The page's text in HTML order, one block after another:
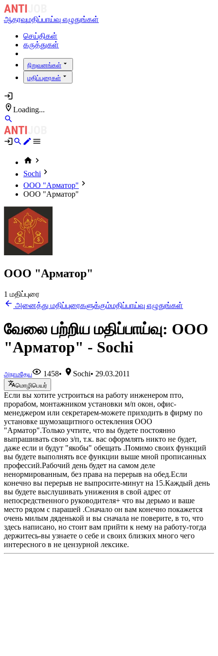
ஆதரவுமதிப்பாய்வு எழுதுங்கள்
செய்திகள்
கருத்துகள்
நிறுவனங்கள்
மதிப்புரைகள்
Loading...
Sochi
ООО "Арматор"
ООО "Арматор"
ООО "Арматор"
1 மதிப்புரை
அனைத்து மதிப்புரைகளுக்கும்மதிப்பாய்வு எழுதுங்கள்
வேலை பற்றிய மதிப்பாய்வு: ООО
"Арматор" - Sochi
அநாமதேய 1458• Sochi• 29.03.2011
மொழிபெயர்
Если вы хотите устроиться на работу инженером пто,
прорабом, монтажником установки м/п окон, офис-
менеджером или секретарем-можете приходить в фирму по
установке шумозащитного остекления ООО
"Арматор".Только учтите, что вы будете постоянно
выпрашивать свою з/п, т.к. вас оформлять никто не будет,
даже если и будут "якобы" обещать .Помимо своих функций
вы будете выполнять все функции выше мной прописанных
профессий.Рабочий день будет на самом деле
ненормированным, без права на перерыв на обед.Если
конечно вы перерыв не выпросите-минут на 15.Каждый день
вы будете выслушивать унижения в свой адрес от
непосредственного руководителя+ что вы дерьмо и ваше
место рядом с парашей .Сначало он вам конечно покажется
очень милым дяденькой и вы сначала не поверите, в то, что
здесь написано, но стоит вам прийти к нему на работу-тогда
держитесь-вы узнаете о себе и своих близких много чего
интересного в не цензурной лексике.